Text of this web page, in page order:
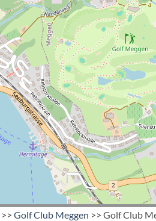
>> Golf Club Meggen >> Golf Club